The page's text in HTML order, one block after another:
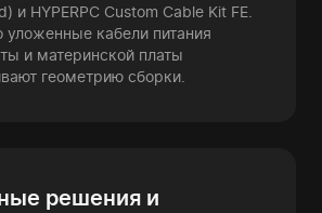
и HYPERPC Custom Cable Kit FE.
уложенные кабели питания
и материнской платы
геометрию сборки.
решения и